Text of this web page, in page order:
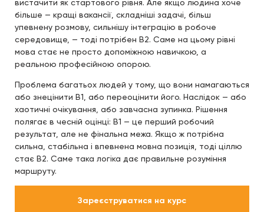
вистачити як стартового рівня. Але якщо людина хоче
більше — кращі вакансії, складніші задачі, більш
упевнену розмову, сильнішу інтеграцію в робоче
середовище, — тоді потрібен B2. Саме на цьому рівні
мова стає не просто допоміжною навичкою, а
реальною професійною опорою.
Проблема багатьох людей у тому, що вони намагаються
або знецінити B1, або переоцінити його. Наслідок — або
хаотичні очікування, або завчасна зупинка. Рішення
полягає в чесній оцінці: B1 — це перший робочий
результат, але не фінальна межа. Якщо ж потрібна
сильна, стабільна і впевнена мовна позиція, тоді ціллю
стає B2. Саме така логіка дає правильне розуміння
маршруту.
Зареєструватися на курс